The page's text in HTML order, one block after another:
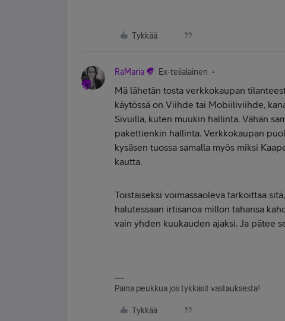
Tykkää
RaMaria Ex-telialainen
Mä lähetän tosta verkkokaupan
käytössä on Viihde tai Mobiiliviihde,
Sivuilla, kuten muukin hallinta. Vähän
pakettienkin hallinta. Verkkokaupan
kysäsen tuossa samalla myös miksi
kautta.
Toistaiseksi voimassaoleva tarkoittaa
halutessaan irtisanoa millon tahansa
vain yhden kuukauden ajaksi. Ja pätee
Paina peukkua jos tykkäsit vastauksesta!
Tykkää